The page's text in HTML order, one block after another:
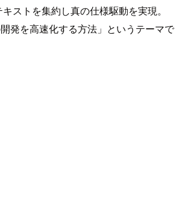
ストを集約し真の仕様駆動を実現。
発を高速化する方法」というテーマで